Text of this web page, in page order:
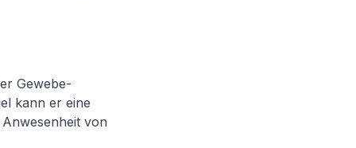
Gewebe-
kann er eine
von